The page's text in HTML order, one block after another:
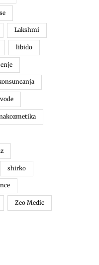
Lakshmi
libido
shirko
Zeo Medic